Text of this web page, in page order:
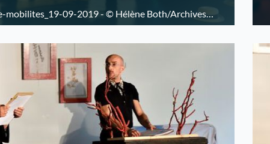
mobilites_19-09-2019 - © Hélène Both/Archives
Bas-Rhin